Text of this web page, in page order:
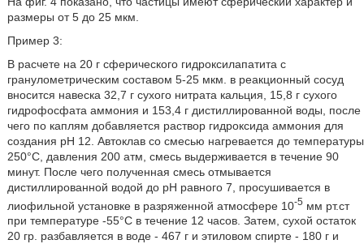
размеры от 5 до 25 мкм.
Пример 3:
В расчете на 20 г сферического гидроксилапатита с
гранулометрическим составом 5-25 мкм. в реакционный сосуд
вносится навеска 32,7 г сухого нитрата кальция, 15,8 г сухого
гидрофосфата аммония и 153,4 г дистиллированной воды, после
чего по каплям добавляется раствор гидроксида аммония для
создания рН 12. Автоклав со смесью нагревается до температуры
250°С, давления 200 атм, смесь выдерживается в течение 90
минут. После чего полученная смесь отмывается
дистиллированной водой до рН равного 7, просушивается в
лиофильной установке в разряженной атмосфере 10-5 мм рт.ст
при температуре -55°С в течение 12 часов. Затем, сухой остаток
20 гр. разбавляется в воде - 467 г и этиловом спирте - 180 г и